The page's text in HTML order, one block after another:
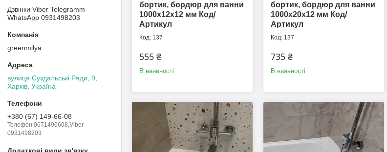
бортик, бордюр для ванни
1000х12х12 мм Код/
Артикул
137
555 ₴
В наявності
бортик, бордюр для ванни
1000х20х12 мм Код/
Артикул
137
735 ₴
В наявності
Дзвінки Viber Telegramm
WhatsApp 0931498203
greenmilya
вулиця Суздальські Ряди, 9,
Харків, Україна
+380 (67) 149-66-08
Телефон 0671496608,Viber
0931498203